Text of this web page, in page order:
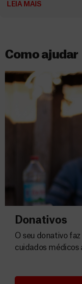
LEIA MAIS
Como ajudar
Donativos
O seu donativo
cuidados médicos